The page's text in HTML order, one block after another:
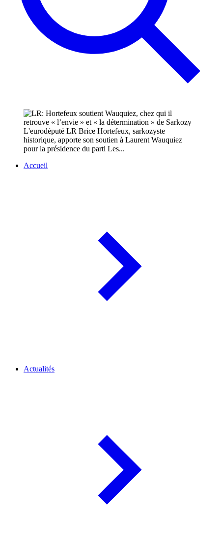
L'eurodéputé LR Brice Hortefeux, sarkozyste
historique, apporte son soutien à Laurent Wauquiez
pour la présidence du parti Les...
Accueil
Actualités